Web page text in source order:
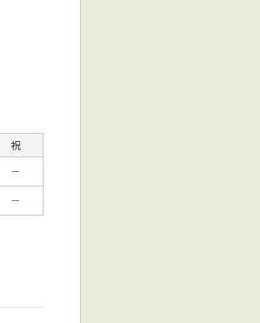
祝
－
－
カード対応